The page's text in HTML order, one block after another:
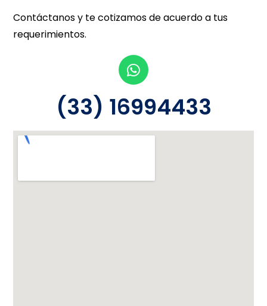
Contáctanos y te cotizamos de acuerdo a tus
requerimientos.
(33) 16994433